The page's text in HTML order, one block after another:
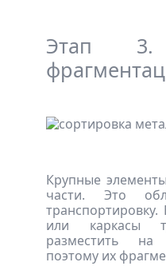
Этап
Крупные
части. Это
или каркасы
разместить на
поэтому их